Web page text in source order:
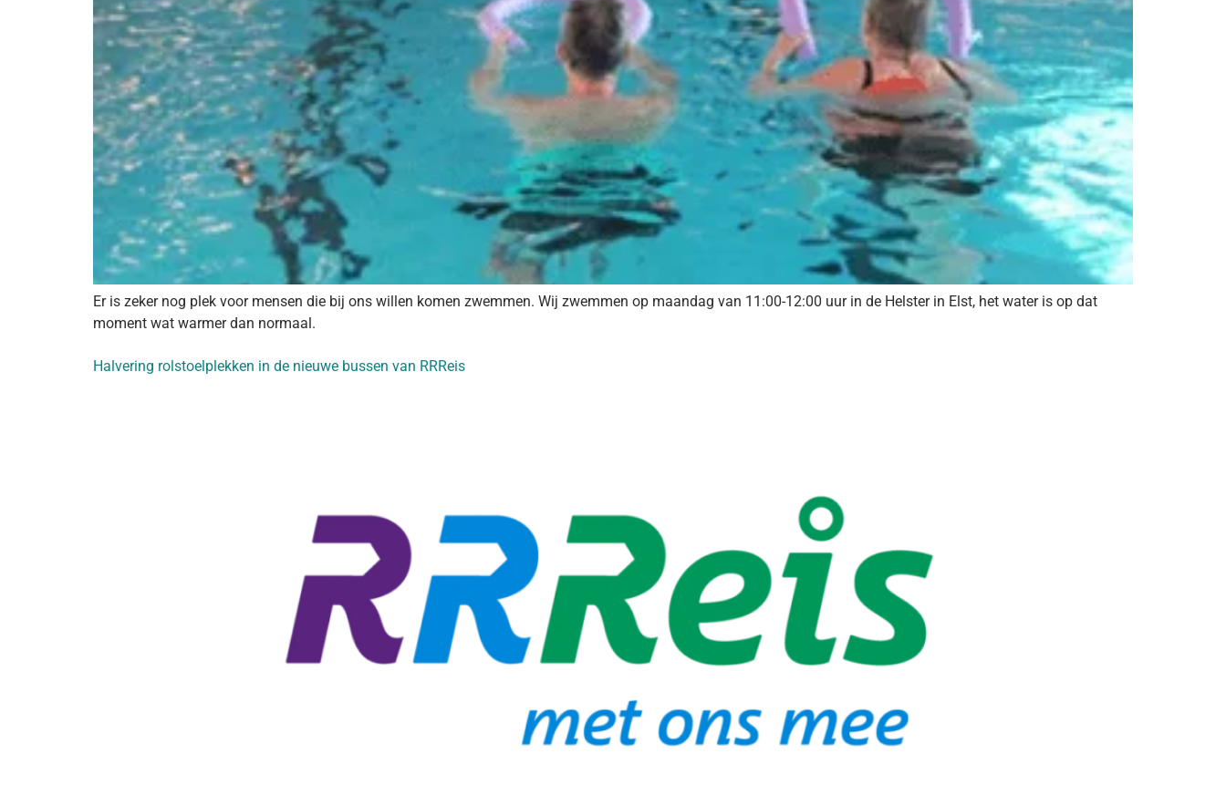
Er is zeker nog plek voor mensen die bij ons willen komen zwemmen. Wij zwemmen op maandag van 11:00-12:00 uur in de Helster in Elst, het water is op dat
moment wat warmer dan normaal.
Halvering rolstoelplekken in de nieuwe bussen van RRReis